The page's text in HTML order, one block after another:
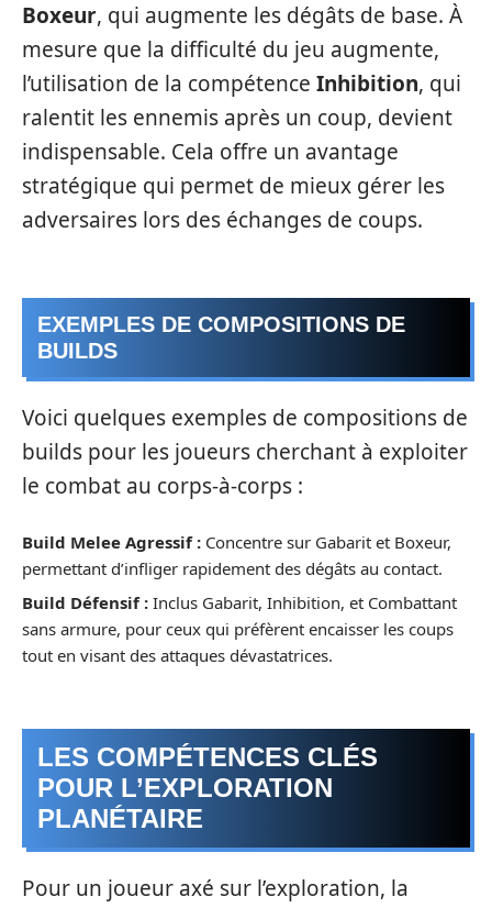
Boxeur, qui augmente les dégâts de base. À
mesure que la difficulté du jeu augmente,
l’utilisation de la compétence Inhibition, qui
ralentit les ennemis après un coup, devient
indispensable. Cela offre un avantage
stratégique qui permet de mieux gérer les
adversaires lors des échanges de coups.
EXEMPLES DE COMPOSITIONS DE
BUILDS
Voici quelques exemples de compositions de
builds pour les joueurs cherchant à exploiter
le combat au corps-à-corps :
Build Melee Agressif : Concentre sur Gabarit et Boxeur,
permettant d’infliger rapidement des dégâts au contact.
Build Défensif : Inclus Gabarit, Inhibition, et Combattant
sans armure, pour ceux qui préfèrent encaisser les coups
tout en visant des attaques dévastatrices.
LES COMPÉTENCES CLÉS
POUR L’EXPLORATION
PLANÉTAIRE
Pour un joueur axé sur l’exploration, la